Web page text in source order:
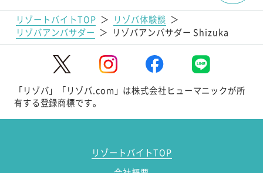
リゾートバイトTOP ＞ リゾバ体験談 ＞
リゾバアンバサダー ＞ リゾバアンバサダー Shizuka
「リゾバ」「リゾバ.com」は株式会社ヒューマニックが所
有する登録商標です。
リゾートバイトTOP